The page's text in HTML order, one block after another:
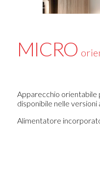
MICRO
Apparecchio orientabile
disponibile nelle
Alimentatore